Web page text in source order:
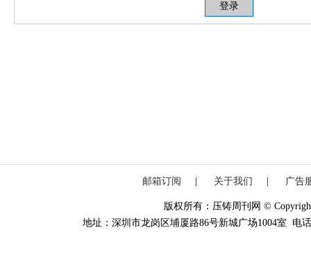
邮箱订阅 关于我们 广告
版权所有：压铸周刊网 ©
地址：深圳市龙岗区埔厦路86号新城广场1004室 电